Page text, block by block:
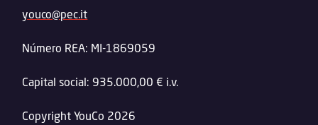
youco@pec.it
Número REA: MI-1869059
Capital social: 935.000,00 € i.v.
Copyright YouCo 2026